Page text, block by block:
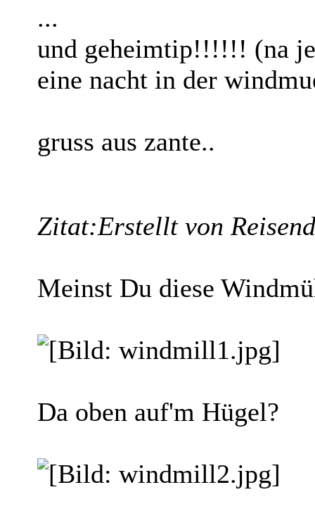
...
und geheimtip!!!!!! (na
eine nacht in der
gruss aus zante..
Zitat:Erstellt von
Meinst Du diese
Da oben auf'm Hügel?